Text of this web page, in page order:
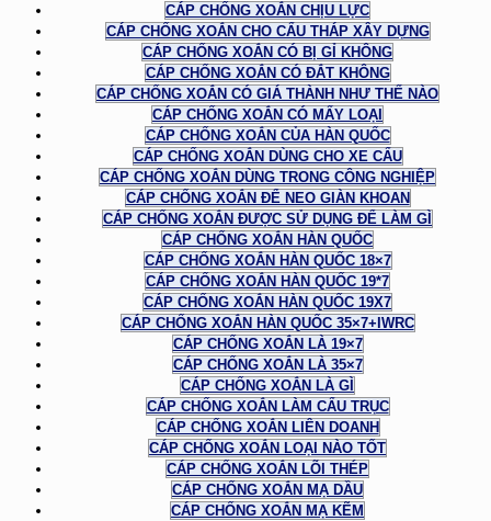
CÁP CHỐNG XOẮN CHỊU LỰC
CÁP CHỐNG XOẮN CHO CẨU THÁP XÂY DỰNG
CÁP CHỐNG XOẮN CÓ BỊ GỈ KHÔNG
CÁP CHỐNG XOẮN CÓ ĐẮT KHÔNG
CÁP CHỐNG XOẮN CÓ GIÁ THÀNH NHƯ THẾ NÀO
CÁP CHỐNG XOẮN CÓ MẤY LOẠI
CÁP CHỐNG XOẮN CỦA HÀN QUỐC
CÁP CHỐNG XOẮN DÙNG CHO XE CẨU
CÁP CHỐNG XOẮN DÙNG TRONG CÔNG NGHIỆP
CÁP CHỐNG XOẮN ĐỂ NEO GIÀN KHOAN
CÁP CHỐNG XOẮN ĐƯỢC SỬ DỤNG ĐỂ LÀM GÌ
CÁP CHỐNG XOẮN HÀN QUỐC
CÁP CHỐNG XOẮN HÀN QUỐC 18×7
CÁP CHỐNG XOẮN HÀN QUỐC 19*7
CÁP CHỐNG XOẮN HÀN QUỐC 19X7
CÁP CHỐNG XOẮN HÀN QUỐC 35×7+IWRC
CÁP CHỐNG XOẮN LÀ 19×7
CÁP CHỐNG XOẮN LÀ 35×7
CÁP CHỐNG XOẮN LÀ GÌ
CÁP CHỐNG XOẮN LÀM CẨU TRỤC
CÁP CHỐNG XOẮN LIÊN DOANH
CÁP CHỐNG XOẮN LOẠI NÀO TỐT
CÁP CHỐNG XOẮN LÕI THÉP
CÁP CHỐNG XOẮN MẠ DẦU
CÁP CHỐNG XOẮN MẠ KẼM